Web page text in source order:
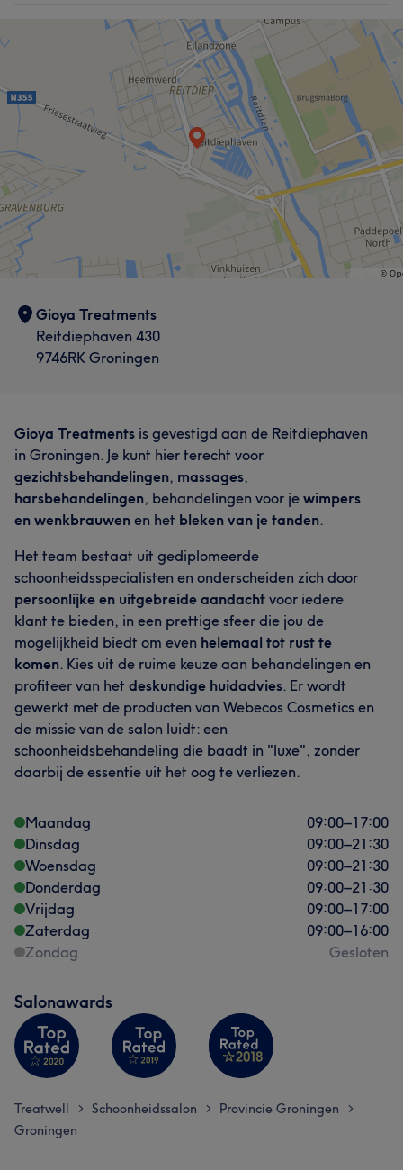
Gioya Treatments
Reitdiephaven 430
9746RK Groningen
Gioya Treatments is gevestigd aan de Reitdiephaven
in Groningen. Je kunt hier terecht voor
gezichtsbehandelingen, massages,
harsbehandelingen, behandelingen voor je wimpers
en wenkbrauwen en het bleken van je tanden.
Het team bestaat uit gediplomeerde
schoonheidsspecialisten en onderscheiden zich door
persoonlijke en uitgebreide aandacht voor iedere
klant te bieden, in een prettige sfeer die jou de
mogelijkheid biedt om even helemaal tot rust te
komen. Kies uit de ruime keuze aan behandelingen en
profiteer van het deskundige huidadvies. Er wordt
gewerkt met de producten van Webecos Cosmetics en
de missie van de salon luidt: een
schoonheidsbehandeling die baadt in "luxe", zonder
daarbij de essentie uit het oog te verliezen.
Maandag 09:00–17:00
Dinsdag
09:00–21:30
Woensdag
09:00–21:30
Donderdag
09:00–21:30
Vrijdag
09:00–17:00
Zaterdag
09:00–16:00
Zondag
Gesloten
Salonawards
Treatwell > Schoonheidssalon > Provincie Groningen >
Groningen